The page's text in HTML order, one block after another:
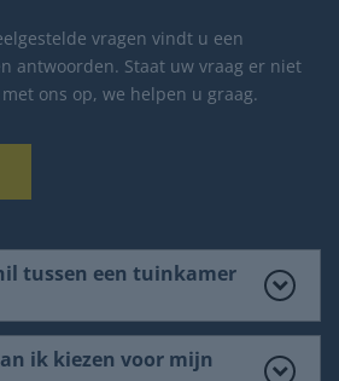
vragen vindt u een
antwoorden. Staat uw vraag er niet
ons op, we helpen u graag.
tussen een tuinkamer
ik kiezen voor mijn